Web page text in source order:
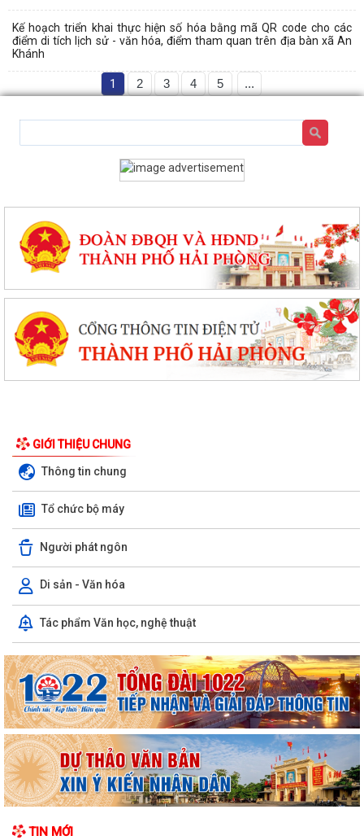
Kế hoạch triển khai thực hiện số hóa bằng mã QR code cho các
điểm di tích lịch sử - văn hóa, điểm tham quan trên địa bàn xã An
Khánh
1 2 3 4 5 ...
GIỚI THIỆU CHUNG
Thông tin chung
Tổ chức bộ máy
Người phát ngôn
Di sản - Văn hóa
Tác phẩm Văn học, nghệ thuật
TIN MỚI
V/v thực hiện chính sách miễn phí sách giáo khoa giáo dục phổ thông
UBND xã An Khánh họp nghe báo cáo công tác chuẩn bị các hoạt động
kỷ niệm Ngày Thương binh - Liệt...
V/v nâng cao chất lượng và hiệu quả giải quyết thủ tục hành chính
phục vụ người dân, doanh nghiệp
V/v tăng cường công tác truyền thông phòng ngừa, giảm thiểu lao
động trẻ em
Kế hoạch truyền thông Kỳ thi tốt nghiệp trung học phổ thông năm